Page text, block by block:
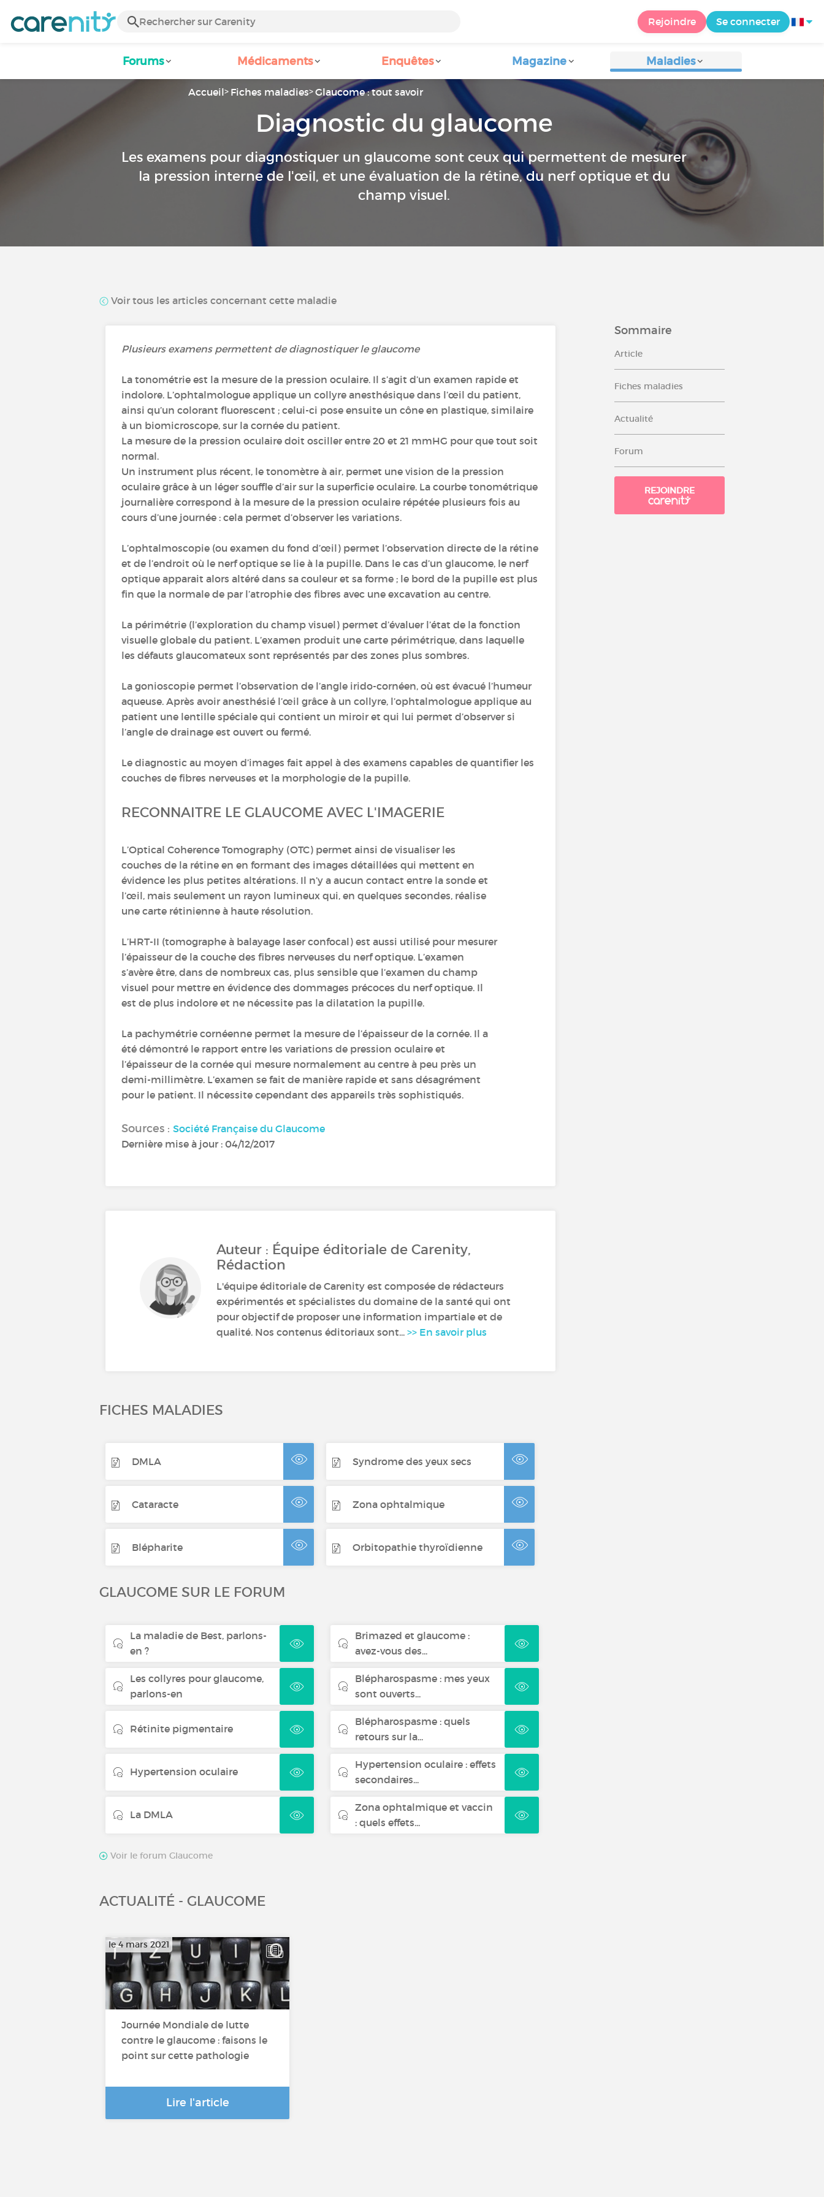
Rejoindre Se connecter
Forums Médicaments Enquêtes Magazine Maladies
Accueil Fiches maladies Glaucome : tout savoir
Diagnostic du glaucome
Les examens pour diagnostiquer un glaucome sont ceux qui permettent de mesurer
la pression interne de l'œil, et une évaluation de la rétine, du nerf optique et du
champ visuel.
Sommaire
Article
Fiches maladies
Actualité
Forum
REJOINDRE
Voir tous les articles concernant cette maladie
Plusieurs examens permettent de diagnostiquer le glaucome
La tonométrie est la mesure de la pression oculaire. Il s’agit d’un examen rapide et
indolore. L’ophtalmologue applique un collyre anesthésique dans l’œil du patient,
ainsi qu’un colorant fluorescent ; celui-ci pose ensuite un cône en plastique, similaire
à un biomicroscope, sur la cornée du patient.
La mesure de la pression oculaire doit osciller entre 20 et 21 mmHG pour que tout soit
normal.
Un instrument plus récent, le tonomètre à air, permet une vision de la pression
oculaire grâce à un léger souffle d’air sur la superficie oculaire. La courbe tonométrique
journalière correspond à la mesure de la pression oculaire répétée plusieurs fois au
cours d’une journée : cela permet d’observer les variations.
L’ophtalmoscopie (ou examen du fond d’œil) permet l’observation directe de la rétine
et de l’endroit où le nerf optique se lie à la pupille. Dans le cas d’un glaucome, le nerf
optique apparait alors altéré dans sa couleur et sa forme ; le bord de la pupille est plus
fin que la normale de par l’atrophie des fibres avec une excavation au centre.
La périmétrie (l’exploration du champ visuel) permet d’évaluer l’état de la fonction
visuelle globale du patient. L’examen produit une carte périmétrique, dans laquelle
les défauts glaucomateux sont représentés par des zones plus sombres.
La gonioscopie permet l’observation de l’angle irido-cornéen, où est évacué l’humeur
aqueuse. Après avoir anesthésié l’œil grâce à un collyre, l’ophtalmologue applique au
patient une lentille spéciale qui contient un miroir et qui lui permet d’observer si
l’angle de drainage est ouvert ou fermé.
Le diagnostic au moyen d’images fait appel à des examens capables de quantifier les
couches de fibres nerveuses et la morphologie de la pupille.
RECONNAITRE LE GLAUCOME AVEC L'IMAGERIE
L’Optical Coherence Tomography (OTC) permet ainsi de visualiser les
couches de la rétine en en formant des images détaillées qui mettent en
évidence les plus petites altérations. Il n’y a aucun contact entre la sonde et
l’œil, mais seulement un rayon lumineux qui, en quelques secondes, réalise
une carte rétinienne à haute résolution.
L’HRT-II (tomographe à balayage laser confocal) est aussi utilisé pour mesurer
l’épaisseur de la couche des fibres nerveuses du nerf optique. L’examen
s’avère être, dans de nombreux cas, plus sensible que l’examen du champ
visuel pour mettre en évidence des dommages précoces du nerf optique. Il
est de plus indolore et ne nécessite pas la dilatation la pupille.
La pachymétrie cornéenne permet la mesure de l’épaisseur de la cornée. Il a
été démontré le rapport entre les variations de pression oculaire et
l’épaisseur de la cornée qui mesure normalement au centre à peu près un
demi-millimètre. L’examen se fait de manière rapide et sans désagrément
pour le patient. Il nécessite cependant des appareils très sophistiqués.
Sources : Société Française du Glaucome
Dernière mise à jour : 04/12/2017
Auteur : Équipe éditoriale de Carenity,
Rédaction
L'équipe éditoriale de Carenity est composée de rédacteurs
expérimentés et spécialistes du domaine de la santé qui ont
pour objectif de proposer une information impartiale et de
qualité. Nos contenus éditoriaux sont... >> En savoir plus
FICHES MALADIES
DMLA Syndrome des yeux secs
Cataracte Zona ophtalmique
Blépharite Orbitopathie thyroïdienne
GLAUCOME SUR LE FORUM
La maladie de Best, parlons-
en ?
Les collyres pour glaucome,
parlons-en
Rétinite pigmentaire
Hypertension oculaire
La DMLA
Brimazed et glaucome :
avez-vous des...
Blépharospasme : mes yeux
sont ouverts...
Blépharospasme : quels
retours sur la...
Hypertension oculaire : effets
secondaires...
Zona ophtalmique et vaccin
: quels effets...
Voir le forum Glaucome
ACTUALITÉ - GLAUCOME
le 4 mars 2021
Journée Mondiale de lutte
contre le glaucome : faisons le
point sur cette pathologie
Lire l'article